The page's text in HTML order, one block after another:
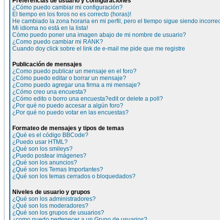
¿Cómo puedo cambiar mi configuración?
El tiempo en los foros no es correcto (horas)!
He cambiado la zona horaria en mi perfil, pero el tiempo sigue siendo
Mi idioma no está en la lista!
Cómo puedo poner una imagen abajo de mi nombre de usuario?
¿Como puedo cambiar mi RANK?
Cuando doy click sobre el link de e-mail me pide que me registre
Publicación de mensajes
¿Como puedo publicar un mensaje en el foro?
¿Cómo puedo editar o borrar un mensaje?
¿Como puedo agregar una firma a mi mensaje?
¿Cómo creo una encuesta?
¿Cómo edito o borro una encuesta?edit or delete a poll?
¿Por qué no puedo accesar a algún foro?
¿Por qué no puedo votar en las encuestas?
Formateo de mensajes y tipos de temas
¿Qué es el código BBCode?
¿Puedo usar HTML?
¿Qué son los smileys?
¿Puedo postear imágenes?
¿Qué son los anuncios?
¿Qué son los Temas Importantes?
¿Qué son los temas cerrados o bloquedados?
Niveles de usuario y grupos
¿Qué son los administradores?
¿Qué son los moderadores?
¿Qué son los grupos de usuarios?